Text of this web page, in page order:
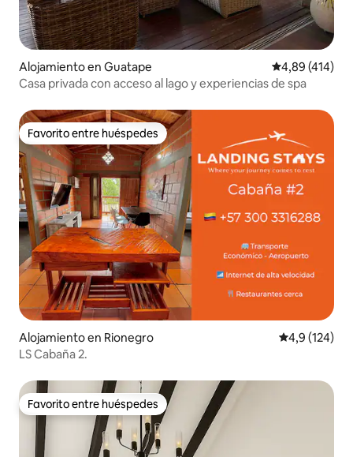
Alojamiento en Guatape Calificación
4,89 (414)
Casa privada con acceso al lago y experiencias de spa
Favorito entre huéspedes
Favorito entre huéspedes
Alojamiento en Rionegro Calificación
4,9 (124)
LS Cabaña 2.
Favorito entre huéspedes
Favorito entre huéspedes